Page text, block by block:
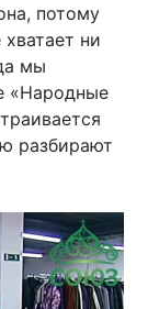
потому
ни
мы
«Народные
разбирают